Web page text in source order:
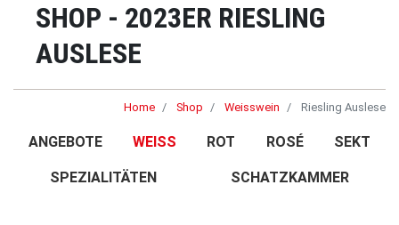
SHOP - 2023ER RIESLING
AUSLESE
Home Shop Weisswein Riesling Auslese
ANGEBOTE WEISS ROT ROSÉ SEKT
SPEZIALITÄTEN SCHATZKAMMER